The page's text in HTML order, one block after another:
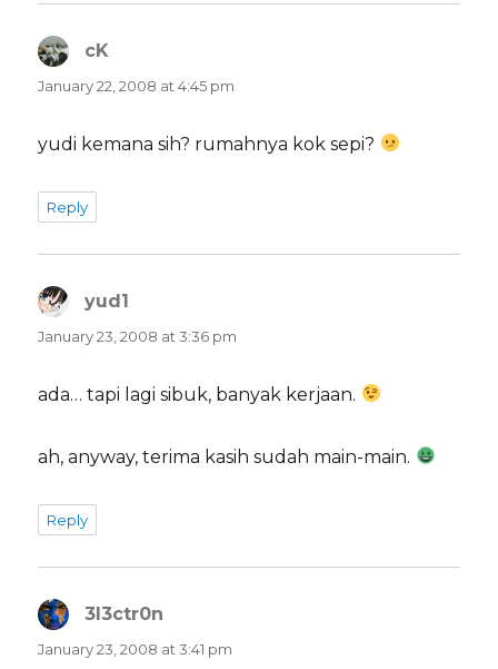
cK
January 22, 2008 at 4:45 pm
yudi kemana sih? rumahnya kok sepi?
Reply
yud1
January 23, 2008 at 3:36 pm
ada… tapi lagi sibuk, banyak kerjaan.
ah, anyway, terima kasih sudah main-main.
Reply
3l3ctr0n
January 23, 2008 at 3:41 pm